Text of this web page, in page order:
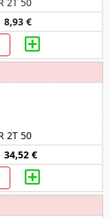
2T 50
8,93 €
2T 50
34,52 €